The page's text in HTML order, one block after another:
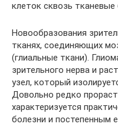
клеток сквозь тканевые
Новообразования
тканях, соединяющих
(глиальные ткани).
зрительного нерва и
узел, который
Довольно редко
характеризуется
болезни и постепенным